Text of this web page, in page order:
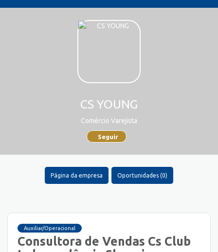
CS YOUNG
Comércio Varejista
Seguir
Página da empresa Oportunidades (0)
Auxiliar/Operacional
Consultora de Vendas Cs Club